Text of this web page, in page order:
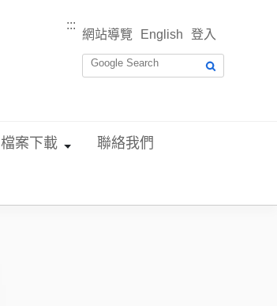
:::
網站導覽 English 登入
檔案下載 聯絡我們